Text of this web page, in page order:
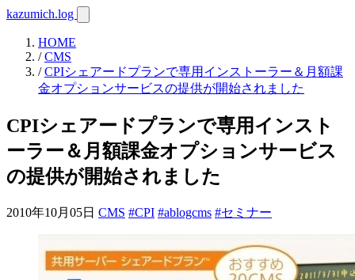
kazumich.log
HOME
/CMS
/CPIシェアードプランで専用インストーラー＆月額課
金オプションサービスの提供が開始されました
CPIシェアードプランで専用インスト
ーラー＆月額課金オプションサービス
の提供が開始されました
2010年10月05日 CMS #CPI #ablogcms #セミナー